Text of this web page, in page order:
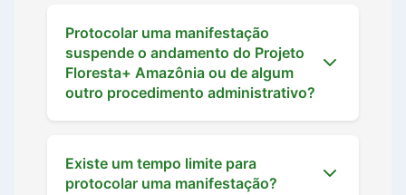
Protocolar uma manifestação
suspende o andamento do Projeto
Floresta+ Amazônia ou de algum
outro procedimento administrativo?
Existe um tempo limite para
protocolar uma manifestação?